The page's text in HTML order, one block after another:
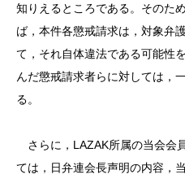
知りえるところである。そのた
ば，本件各懲戒請求は，対象弁
て，それ自体違法である可能性
んだ懲戒請求者らに対しては，
る。
さらに ， LAZAK所属の当会会
ては，日弁連会長声明の内容，